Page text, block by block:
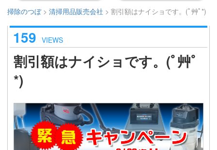
掃除のつぼ> 清掃用品販売会社 > 割引額はナイショです。(ﾟ艸ﾟ*)
159 VIEWS
割引額はナイショです。(ﾟ艸ﾟ
*)